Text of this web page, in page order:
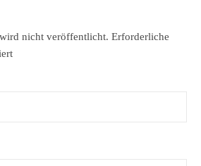
nicht veröffentlicht. Erforderliche